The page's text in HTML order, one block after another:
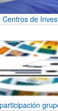
Centros de